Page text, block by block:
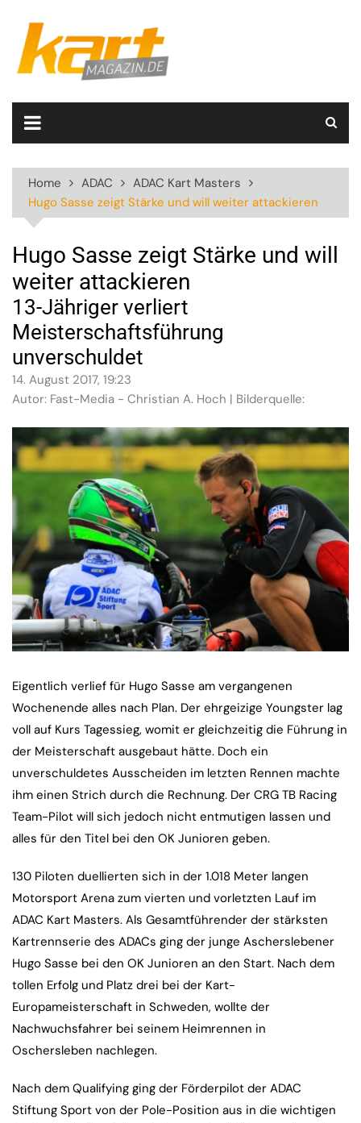
content
Home ADAC
ADAC Kart Masters
Hugo Sasse zeigt Stärke und will weiter attackieren
Hugo Sasse zeigt Stärke und will
weiter attackieren
13-Jähriger verliert
Meisterschaftsführung
unverschuldet
14. August 2017, 19:23
Autor: Fast-Media - Christian A. Hoch | Bilderquelle:
Eigentlich verlief für Hugo Sasse am vergangenen
Wochenende alles nach Plan. Der ehrgeizige Youngster lag
voll auf Kurs Tagessieg, womit er gleichzeitig die Führung in
der Meisterschaft ausgebaut hätte. Doch ein
unverschuldetes Ausscheiden im letzten Rennen machte
ihm einen Strich durch die Rechnung. Der CRG TB Racing
Team-Pilot will sich jedoch nicht entmutigen lassen und
alles für den Titel bei den OK Junioren geben.
130 Piloten duellierten sich in der 1.018 Meter langen
Motorsport Arena zum vierten und vorletzten Lauf im
ADAC Kart Masters. Als Gesamtführender der stärksten
Kartrennserie des ADACs ging der junge Ascherslebener
Hugo Sasse bei den OK Junioren an den Start. Nach dem
tollen Erfolg und Platz drei bei der Kart-
Europameisterschaft in Schweden, wollte der
Nachwuchsfahrer bei seinem Heimrennen in
Oschersleben nachlegen.
Nach dem Qualifying ging der Förderpilot der ADAC
Stiftung Sport von der Pole-Position aus in die wichtigen